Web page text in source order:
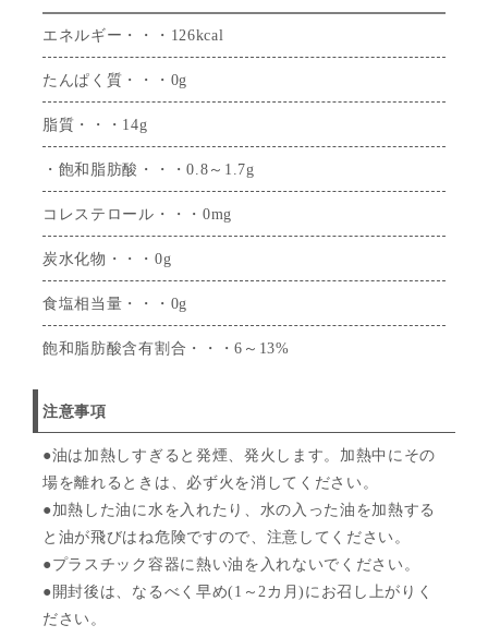
エネルギー・・・126kcal
たんぱく質・・・0g
脂質・・・14g
・飽和脂肪酸・・・0.8～1.7g
コレステロール・・・0mg
炭水化物・・・0g
食塩相当量・・・0g
飽和脂肪酸含有割合・・・6～13%
注意事項
●油は加熱しすぎると発煙、発火します。加熱中にその
場を離れるときは、必ず火を消してください。
●加熱した油に水を入れたり、水の入った油を加熱する
と油が飛びはね危険ですので、注意してください。
●プラスチック容器に熱い油を入れないでください。
●開封後は、なるべく早め(1～2カ月)にお召し上がりく
ださい。